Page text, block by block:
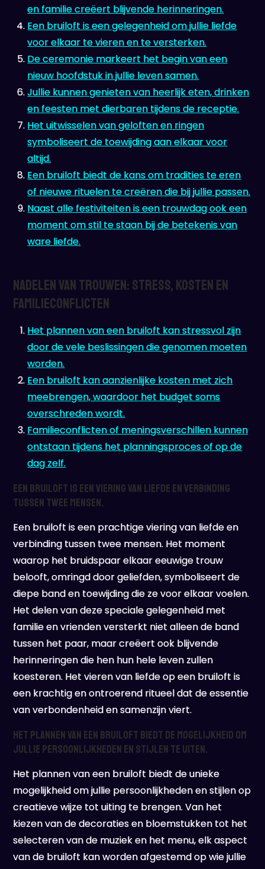
en familie creëert blijvende herinneringen.
Een bruiloft is een gelegenheid om jullie liefde
voor elkaar te vieren en te versterken.
De ceremonie markeert het begin van een
nieuw hoofdstuk in jullie leven samen.
Jullie kunnen genieten van heerlijk eten, drinken
en feesten met dierbaren tijdens de receptie.
Het uitwisselen van geloften en ringen
symboliseert de toewijding aan elkaar voor
altijd.
Een bruiloft biedt de kans om tradities te eren
of nieuwe rituelen te creëren die bij jullie passen.
Naast alle festiviteiten is een trouwdag ook een
moment om stil te staan bij de betekenis van
ware liefde.
Nadelen van Trouwen: Stress, Kosten en
Familieconflicten
Het plannen van een bruiloft kan stressvol zijn
door de vele beslissingen die genomen moeten
worden.
Een bruiloft kan aanzienlijke kosten met zich
meebrengen, waardoor het budget soms
overschreden wordt.
Familieconflicten of meningsverschillen kunnen
ontstaan tijdens het planningsproces of op de
dag zelf.
Een bruiloft is een viering van liefde en verbinding
tussen twee mensen.
Een bruiloft is een prachtige viering van liefde en
verbinding tussen twee mensen. Het moment
waarop het bruidspaar elkaar eeuwige trouw
belooft, omringd door geliefden, symboliseert de
diepe band en toewijding die ze voor elkaar voelen.
Het delen van deze speciale gelegenheid met
familie en vrienden versterkt niet alleen de band
tussen het paar, maar creëert ook blijvende
herinneringen die hen hun hele leven zullen
koesteren. Het vieren van liefde op een bruiloft is
een krachtig en ontroerend ritueel dat de essentie
van verbondenheid en samenzijn viert.
Het plannen van een bruiloft biedt de mogelijkheid om
jullie persoonlijkheden en stijlen te uiten.
Het plannen van een bruiloft biedt de unieke
mogelijkheid om jullie persoonlijkheden en stijlen op
creatieve wijze tot uiting te brengen. Van het
kiezen van de decoraties en bloemstukken tot het
selecteren van de muziek en het menu, elk aspect
van de bruiloft kan worden afgestemd op wie jullie